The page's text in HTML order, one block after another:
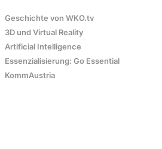
Geschichte von WKO.tv
3D und Virtual Reality
Artificial Intelligence
Essenzialisierung: Go Essential
KommAustria